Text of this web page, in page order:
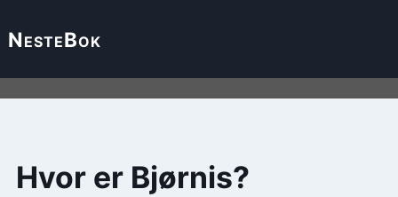
NesteBok
Hvor er Bjørnis?